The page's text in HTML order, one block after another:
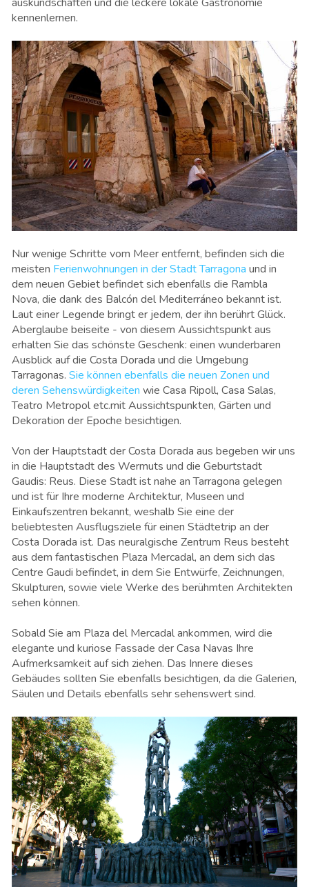
kennenlernen.
Nur wenige Schritte vom Meer entfernt, befinden sich die
meisten Ferienwohnungen in der Stadt Tarragona und in
dem neuen Gebiet befindet sich ebenfalls die Rambla
Nova, die dank des Balcón del Mediterráneo bekannt ist.
Laut einer Legende bringt er jedem, der ihn berührt Glück.
Aberglaube beiseite - von diesem Aussichtspunkt aus
erhalten Sie das schönste Geschenk: einen wunderbaren
Ausblick auf die Costa Dorada und die Umgebung
Tarragonas. Sie können ebenfalls die neuen Zonen und
deren Sehenswürdigkeiten wie Casa Ripoll, Casa Salas,
Teatro Metropol etc.mit Aussichtspunkten, Gärten und
Dekoration der Epoche besichtigen.
Von der Hauptstadt der Costa Dorada aus begeben wir uns
in die Hauptstadt des Wermuts und die Geburtstadt
Gaudis: Reus. Diese Stadt ist nahe an Tarragona gelegen
und ist für Ihre moderne Architektur, Museen und
Einkaufszentren bekannt, weshalb Sie eine der
beliebtesten Ausflugsziele für einen Städtetrip an der
Costa Dorada ist. Das neuralgische Zentrum Reus besteht
aus dem fantastischen Plaza Mercadal, an dem sich das
Centre Gaudi befindet, in dem Sie Entwürfe, Zeichnungen,
Skulpturen, sowie viele Werke des berühmten Architekten
sehen können.
Sobald Sie am Plaza del Mercadal ankommen, wird die
elegante und kuriose Fassade der Casa Navas Ihre
Aufmerksamkeit auf sich ziehen. Das Innere dieses
Gebäudes sollten Sie ebenfalls besichtigen, da die Galerien,
Säulen und Details ebenfalls sehr sehenswert sind.